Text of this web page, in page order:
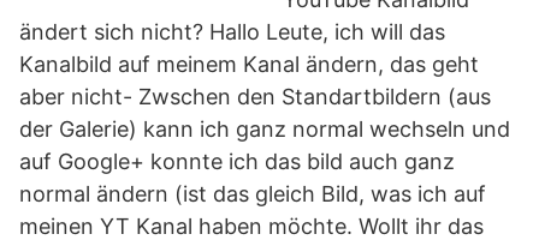
ändert sich nicht? Hallo Leute, ich will das
Kanalbild auf meinem Kanal ändern, das geht
aber nicht- Zwschen den Standartbildern (aus
der Galerie) kann ich ganz normal wechseln und
auf Google+ konnte ich das bild auch ganz
normal ändern (ist das gleich Bild, was ich auf
meinen YT Kanal haben möchte. Wollt ihr das